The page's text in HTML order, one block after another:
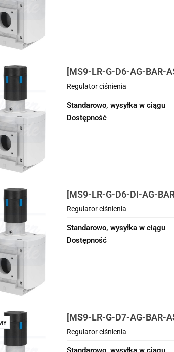
[MS9-LR-G-D6-AG-BAR-
Regulator ciśnienia
Standarowo, wysyłka w ciągu
Dostępność
[MS9-LR-G-D6-DI-AG-
ciśnienia
Regulator ciśnienia
Standarowo, wysyłka w ciągu
Dostępność
[MS9-LR-G-D7-AG-BAR-
Regulator ciśnienia